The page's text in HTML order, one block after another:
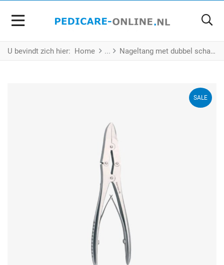
U bevindt zich hier: Home Nageltang met dubbel scharnier voor dikke en harde nagels
SALE